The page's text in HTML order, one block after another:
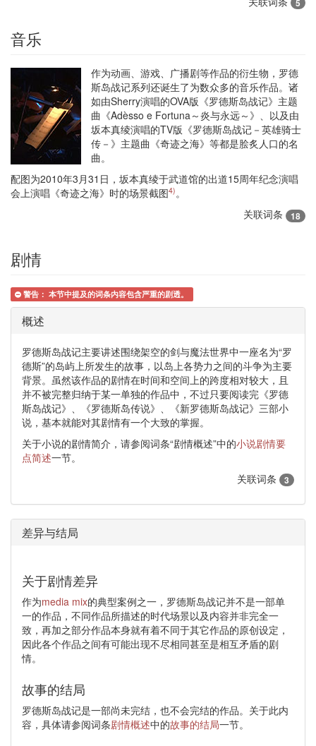
5
音乐
作为动画、游戏、广播剧等作品的衍生物，罗德
斯岛战记系列还诞生了为数众多的音乐作品。诸
如由Sherry演唱的OVA版《罗德斯岛战记》主题
曲《Adèsso e Fortuna～炎与永远～》、以及由
坂本真绫演唱的TV版《罗德斯岛战记－英雄骑士
传－》主题曲《奇迹之海》等都是脍炙人口的名
曲。
配图为2010年3月31日，坂本真绫于武道馆的出道15周年纪念演唱
会上演唱《奇迹之海》时的场景截图4)。
关联词条
18
剧情
警告： 本节中提及的词条内容包含严重的剧透。
概述
罗德斯岛战记主要讲述围绕架空的剑与魔法世界中一座名为“罗
德斯”的岛屿上所发生的故事，以岛上各势力之间的斗争为主要
背景。虽然该作品的剧情在时间和空间上的跨度相对较大，且
并不被完整归纳于某一单独的作品中，不过只要阅读完《罗德
斯岛战记》、《罗德斯岛传说》、《新罗德斯岛战记》三部小
说，基本就能对其剧情有一个大致的掌握。
关于小说的剧情简介，请参阅词条“剧情概述”中的小说剧情要
点简述一节。
关联词条
3
差异与结局
关于剧情差异
作为media mix的典型案例之一，罗德斯岛战记并不是一部单
一的作品，不同作品所描述的时代场景以及内容并非完全一
致，再加之部分作品本身就有着不同于其它作品的原创设定，
因此各个作品之间有可能出现不尽相同甚至是相互矛盾的剧
情。
故事的结局
罗德斯岛战记是一部尚未完结，也不会完结的作品。关于此内
容，具体请参阅词条剧情概述中的故事的结局一节。